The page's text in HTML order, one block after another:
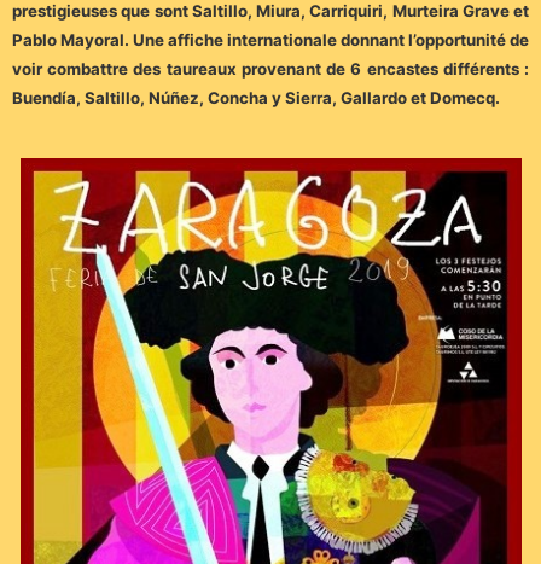
prestigieuses que sont Saltillo, Miura, Carriquiri, Murteira Grave et
Pablo Mayoral. Une affiche internationale donnant l’opportunité de
voir combattre des taureaux provenant de 6 encastes différents :
Buendía, Saltillo, Núñez, Concha y Sierra, Gallardo et Domecq.